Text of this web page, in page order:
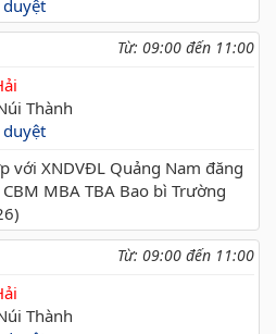
Từ: 09:00 đến 11:00
Thành
với XNDVĐL Quảng Nam đăng
MBA TBA Bao bì Trường
Từ: 09:00 đến 11:00
Thành